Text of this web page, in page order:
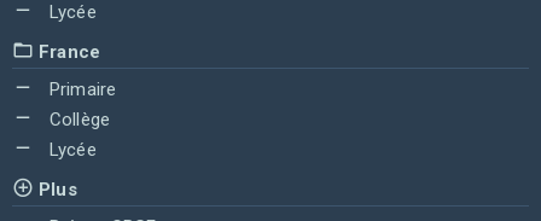
Lycée
France
Primaire
Collège
Lycée
Plus